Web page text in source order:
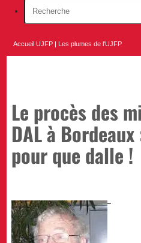
Accueil UJFP Les plumes de l'UJFP
Le procès des
DAL à
pour que dalle !